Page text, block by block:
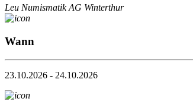
Leu Numismatik AG Winterthur
Wann
23.10.2026 - 24.10.2026